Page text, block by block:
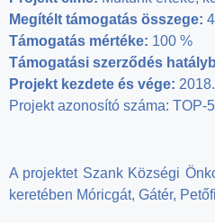
Megítélt támogatás összege:
Támogatás mértéke: 100 %
Támogatási szerződés
Projekt kezdete és vége:
Projekt azonosító száma: TOP-
A projektet Szank Községi
keretében Móricgát, Gátér,